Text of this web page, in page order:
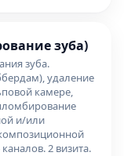
зуба)
зуба.
удаление
камере,
и/или
2 визита.